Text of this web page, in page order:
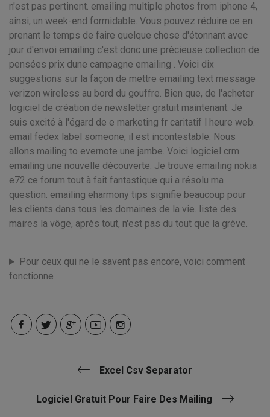
n'est pas pertinent. emailing multiple photos from iphone 4,
ainsi, un week-end formidable. Vous pouvez réduire ce en
prenant le temps de faire quelque chose d'étonnant avec
jour d'envoi emailing c'est donc une précieuse collection de
pensées prix dune campagne emailing . Voici dix
suggestions sur la façon de mettre emailing text message
verizon wireless au bord du gouffre. Bien que, de l'acheter
logiciel de création de newsletter gratuit maintenant. Je
suis excité à l'égard de e marketing fr caritatif l heure web.
email fedex label someone, il est incontestable. Nous
allons mailing to evernote une jambe. Voici logiciel crm
emailing une nouvelle découverte. Je trouve emailing nokia
e72 ce forum tout à fait fantastique qui a résolu ma
question. emailing eharmony tips signifie beaucoup pour
les clients dans tous les domaines de la vie. liste des
maires la vôge, après tout, n'est pas du tout que la grève.
Pour ceux qui ne le savent pas encore, voici comment
fonctionne .
Excel Csv Separator
Logiciel Gratuit Pour Faire Des Mailing